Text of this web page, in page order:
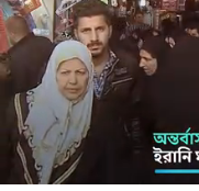
Loaded
28.76%